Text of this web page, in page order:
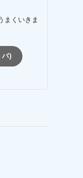
まくいきま
)